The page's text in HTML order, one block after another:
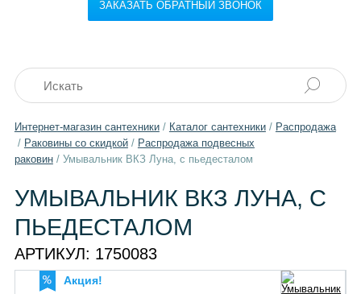
ЗАКАЗАТЬ ОБРАТНЫЙ ЗВОНОК
Интернет-магазин сантехники/ Каталог сантехники/ Распродажа
/ Раковины со скидкой/ Распродажа подвесных
раковин/ Умывальник ВКЗ Луна, с пьедесталом
УМЫВАЛЬНИК ВКЗ ЛУНА, С
ПЬЕДЕСТАЛОМ
АРТИКУЛ: 1750083
Акция!